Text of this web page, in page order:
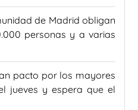
de Madrid obligan
personas y a varias
pacto por los mayores
jueves y espera que el